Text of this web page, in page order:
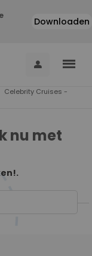
Downloaden
person menu
Cruises -
nu met